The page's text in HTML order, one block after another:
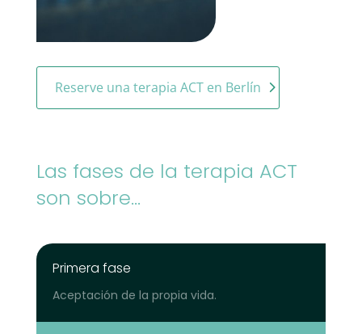
Reserve una terapia ACT en Berlín
Las fases de la terapia ACT
son sobre...
Primera fase
Aceptación de la propia vida.